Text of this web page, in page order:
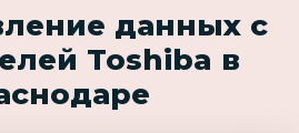
данных с
Toshiba в